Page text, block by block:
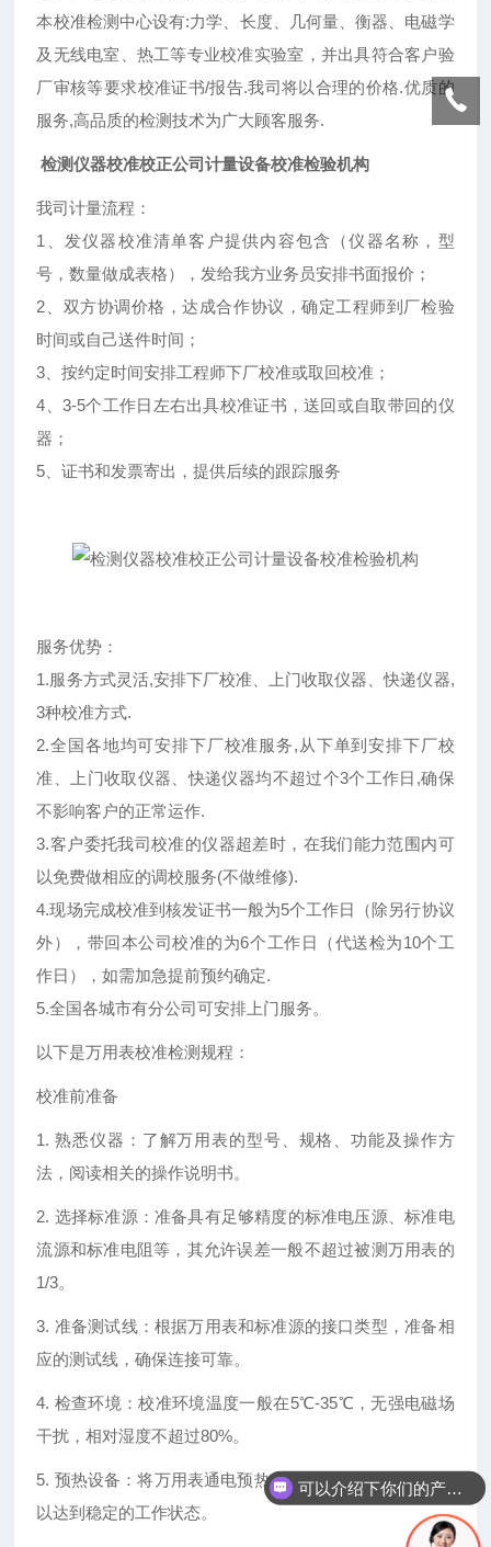
本校准检测中心设有:力学、长度、几何量、衡器、电磁学
及无线电室、热工等专业校准实验室，并出具符合客户验
厂审核等要求校准证书/报告.我司将以合理的价格.优质的
服务,高品质的检测技术为广大顾客服务.
检测仪器校准校正公司计量设备校准检验机构
我司计量流程：
1、发仪器校准清单客户提供内容包含（仪器名称，型
号，数量做成表格），发给我方业务员安排书面报价；
2、双方协调价格，达成合作协议，确定工程师到厂检验
时间或自己送件时间；
3、按约定时间安排工程师下厂校准或取回校准；
4、3-5个工作日左右出具校准证书，送回或自取带回的仪
器；
5、证书和发票寄出，提供后续的跟踪服务
服务优势：
1.服务方式灵活,安排下厂校准、上门收取仪器、快递仪器,
3种校准方式.
2.全国各地均可安排下厂校准服务,从下单到安排下厂校
准、上门收取仪器、快递仪器均不超过个3个工作日,确保
不影响客户的正常运作.
3.客户委托我司校准的仪器超差时，在我们能力范围内可
以免费做相应的调校服务(不做维修).
4.现场完成校准到核发证书一般为5个工作日（除另行协议
外），带回本公司校准的为6个工作日（代送检为10个工
作日），如需加急提前预约确定.
5.全国各城市有分公司可安排上门服务。
以下是万用表校准检测规程：
校准前准备
1. 熟悉仪器：了解万用表的型号、规格、功能及操作方
法，阅读相关的操作说明书。
2. 选择标准源：准备具有足够精度的标准电压源、标准电
流源和标准电阻等，其允许误差一般不超过被测万用表的
1/3。
3. 准备测试线：根据万用表和标准源的接口类型，准备相
应的测试线，确保连接可靠。
4. 检查环境：校准环境温度一般在5℃-35℃，无强电磁场
干扰，相对湿度不超过80%。
5. 预热设备：将万用表通电预热，一般至少预热30分钟，
以达到稳定的工作状态。
可以介绍下你们的产品么
你们是怎么收费的呢